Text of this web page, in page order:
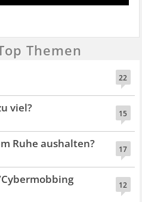
Themen
22
15
viel?
17
Ruhe aushalten?
12